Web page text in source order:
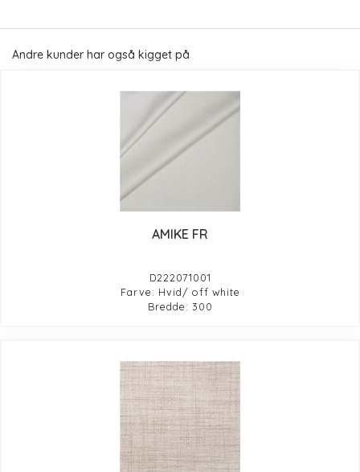
Andre kunder har også kigget på
AMIKE FR
D222071001
Farve: Hvid/ off white
Bredde: 300